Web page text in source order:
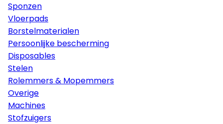
Sponzen
Vloerpads
Borstelmaterialen
Persoonlijke bescherming
Disposables
Stelen
Rolemmers & Mopemmers
Overige
Machines
Stofzuigers